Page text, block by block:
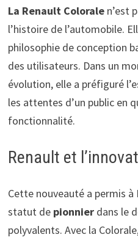
La Renault Coloralen’est
l’histoire de l’automobile.
philosophie de conception
des utilisateurs. Dans un
évolution, elle a préfiguré
les attentes d’un public en
fonctionnalité.
Renault et
Cette nouveauté a permis à
statut de pionnierdans le
polyvalents. Avec la